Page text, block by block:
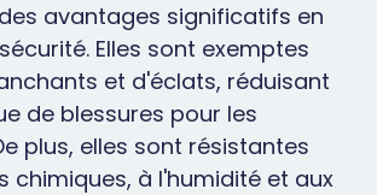
avantages significatifs en
Elles sont exemptes
et d'éclats, réduisant
de blessures pour les
plus, elles sont résistantes
chimiques, à l'humidité et aux